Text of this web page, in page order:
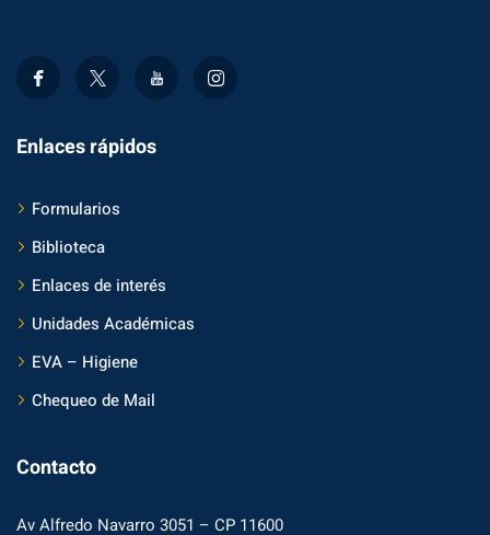
Enlaces rápidos
Formularios
Biblioteca
Enlaces de interés
Unidades Académicas
EVA – Higiene
Chequeo de Mail
Contacto
Av Alfredo Navarro 3051 – CP 11600